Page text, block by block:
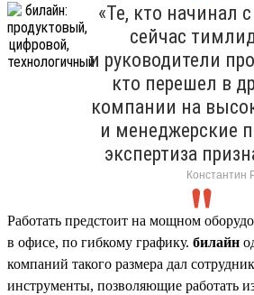
«Те, кто начинал
сейчас
и руководители
кто перешел в
компании на
и менеджерские
экспертиза
Константин
Работать предстоит на мощном
в офисе, по гибкому графику. билайн
компаний такого размера дал
инструменты, позволяющие работать